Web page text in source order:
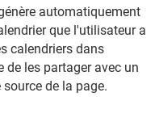
automatiquement
que l'utilisateur a
calendriers dans
de les partager avec un
de la page.